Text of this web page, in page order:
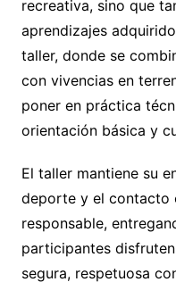
recreativa, sino que
aprendizajes
taller, donde se
con vivencias en
poner en práctica
orientación básica y
El taller mantiene su
deporte y el contacto
responsable,
participantes
segura, respetuosa